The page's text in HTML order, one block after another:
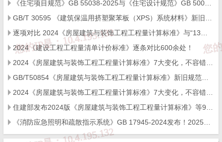
的情况下，细节更迭又是如何，本文将通过 逐条对
总则
2024《建设工程工程量清单计价标准》逐条对比600余处！